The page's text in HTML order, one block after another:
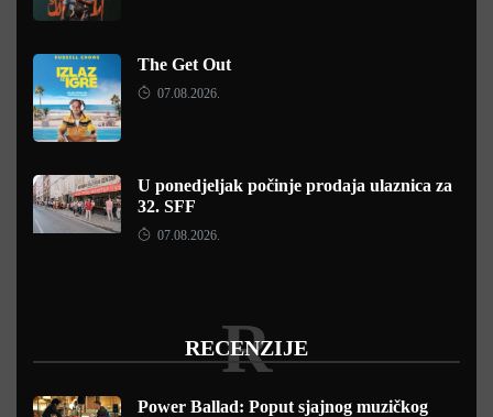
The Get Out
07.08.2026.
U ponedjeljak počinje prodaja ulaznica za
32. SFF
07.08.2026.
RECENZIJE
R
Power Ballad: Poput sjajnog muzičkog